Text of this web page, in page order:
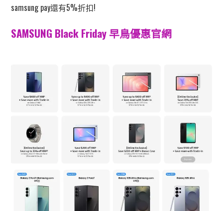
samsung pay還有5%折扣!
SAMSUNG Black Friday 早鳥優惠官網